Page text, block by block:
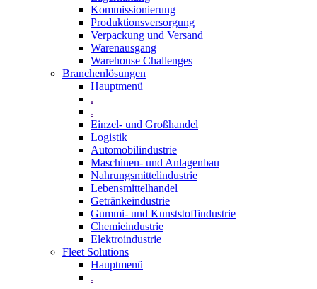
Kommissionierung
Produktionsversorgung
Verpackung und Versand
Warenausgang
Warehouse Challenges
Branchenlösungen
Hauptmenü
.
.
Einzel- und Großhandel
Logistik
Automobilindustrie
Maschinen- und Anlagenbau
Nahrungsmittelindustrie
Lebensmittelhandel
Getränkeindustrie
Gummi­- und Kunststoffindustrie
Chemieindustrie
Elektroindustrie
Fleet Solutions
Hauptmenü
.